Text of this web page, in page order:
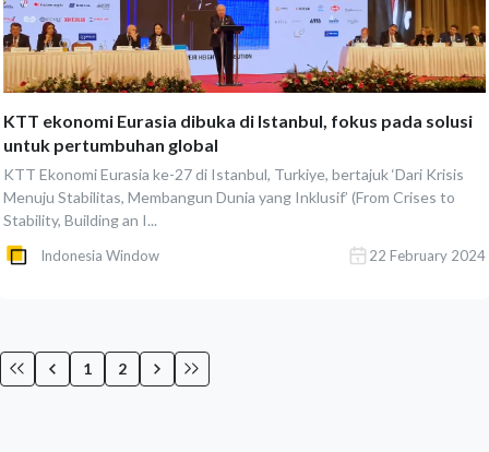
KTT ekonomi Eurasia dibuka di Istanbul, fokus pada solusi
untuk pertumbuhan global
KTT Ekonomi Eurasia ke-27 di Istanbul, Turkiye, bertajuk ‘Dari Krisis
Menuju Stabilitas, Membangun Dunia yang Inklusif’ (From Crises to
Stability, Building an I...
Indonesia Window 22 February 2024
1 2